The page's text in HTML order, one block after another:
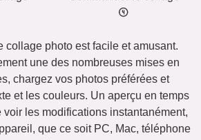
collage photo est facile et amusant.
une des nombreuses mises en
chargez vos photos préférées et
et les couleurs. Un aperçu en temps
voir les modifications instantanément,
que ce soit PC, Mac, téléphone